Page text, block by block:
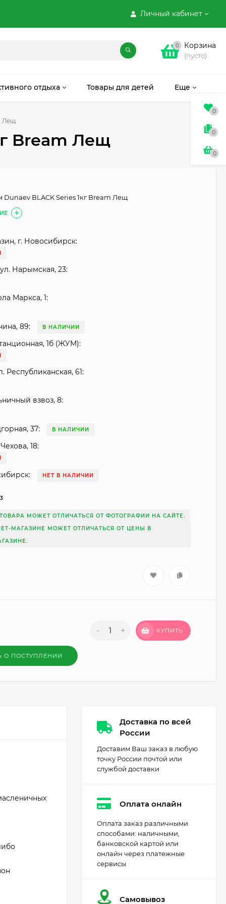
Личный кабинет
0 Корзина
(пусто)
отдыха Товары для детей Еще
Лещ
Bream Лещ
BLACK Series 1кг Bream Лещ
г. Новосибирск:
Нарымская, 23:
Маркса, 1:
89: В НАЛИЧИИ
1б (ЖУМ):
Республиканская, 61:
взвоз, 8:
37: В НАЛИЧИИ
18:
НЕТ В НАЛИЧИИ
МОЖЕТ ОТЛИЧАТЬСЯ ОТ ФОТОГРАФИИ НА САЙТЕ.
МАГАЗИНЕ МОЖЕТ ОТЛИЧАТЬСЯ ОТ ЦЕНЫ В
- + КУПИТЬ
О ПОСТУПЛЕНИИ
Доставка по всей
России
Доставим Ваш заказ в любую
точку России почтой или
службой доставки
Оплата онлайн
Оплата заказ различными
способами: наличными,
банковской картой или
онлайн через платежные
сервисы
Самовывоз
0
0
0